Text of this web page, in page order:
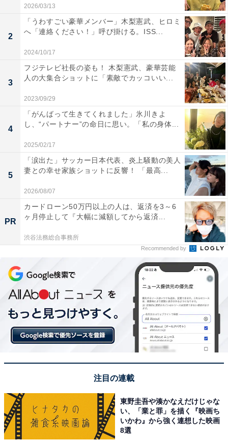
2026/03/13
2
「うわすごい豪華メンバー」木梨憲武、ヒロミ
へ「連絡ください！」呼び掛ける。ISS...
2024/10/17
3
フジテレビ社長の姿も！ 木梨憲武、豪華芸能
人の大集合ショットに「素敵でカッコいい...
2023/09/29
4
「がんばって生きてくれました」氷川きよ
し、“パートナー”の命日に思い。「私の身体...
2025/02/17
5
「涙出た」サッカー日本代表、炎上騒動の美人
妻との幸せ家族ショットに反響！ 「最高...
2026/08/07
PR
カードローン50万円以上の人は、返済を3～6
ヶ月停止して『大幅に減額してから返済...
渋谷法務総合事務所
Recommended by
注目の連載
東野圭吾や湊かなえだけじゃな
い、「業と罪」を描く『映画ち
いかわ』から強く連想した映画
8選